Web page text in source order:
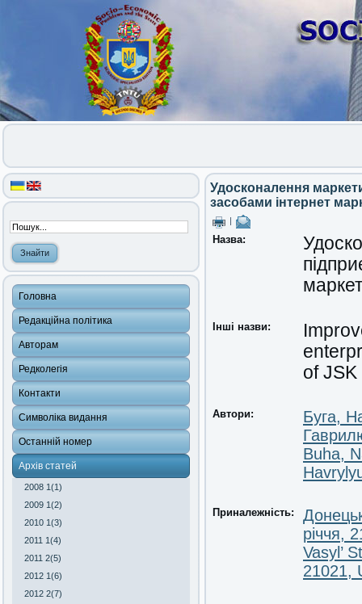
Головна
Редакційна політика
Авторам
Редколегія
Контакти
Символіка видання
Останній номер
Архів статей
2008 1(1)
2009 1(2)
2010 1(3)
2011 1(4)
2011 2(5)
2012 1(6)
2012 2(7)
Удосконалення
засобами інтернет
Назва:
Інші назви:
of
Автори:
Буга,
Buha,
Приналежність:
річчя,
Vasyl’
21021,